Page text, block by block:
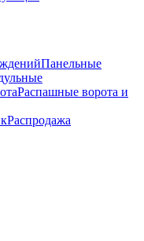
Панельные
Распашные ворота и
Распродажа